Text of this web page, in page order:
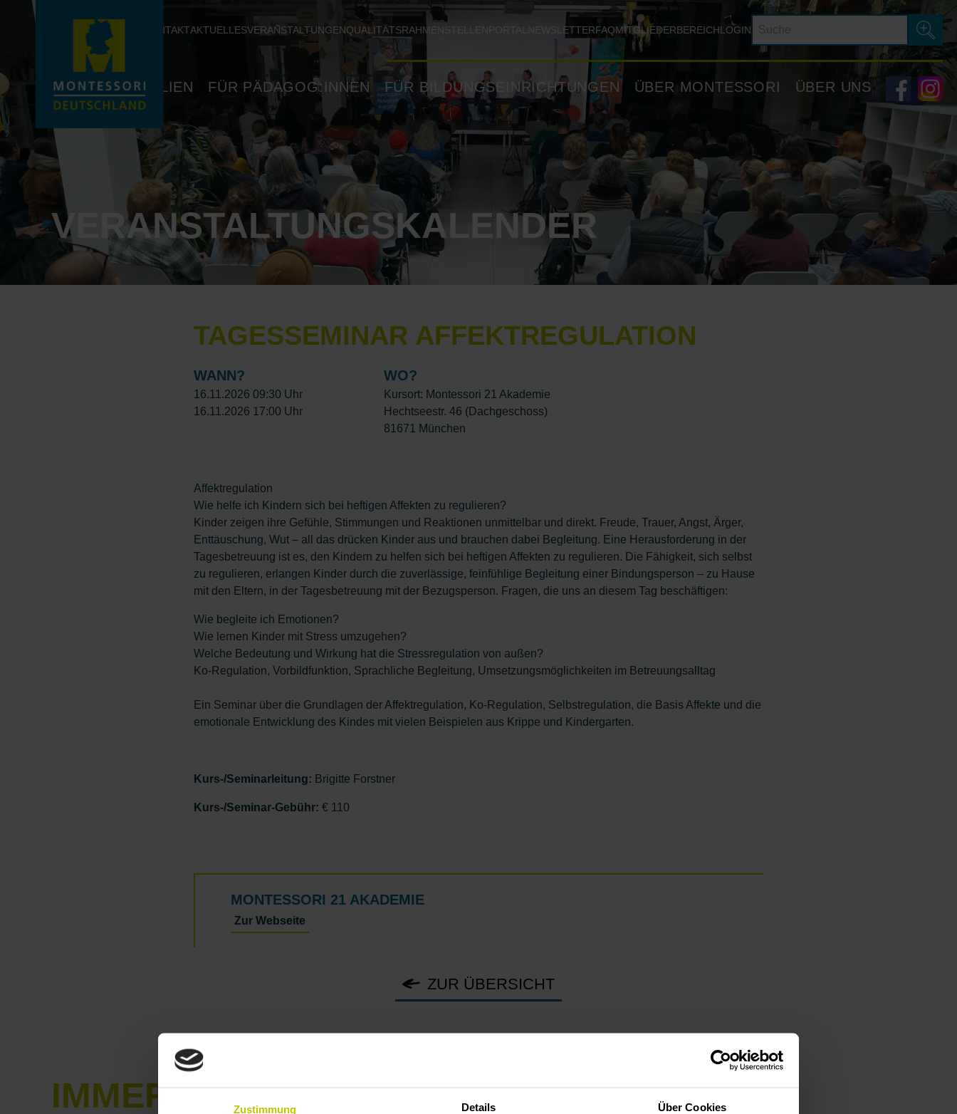
Zustimmung Details Über Cookies
KONTAKTAKTUELLESVERANSTALTUNGENQUALITÄTSRAHMEN STELLENPORTAL NEWSLETTERFAQMITGLIEDERBEREICHLOGIN
FÜR FAMILIEN FÜR PÄDAGOG:INNEN FÜR BILDUNGSEINRICHTUNGEN ÜBER MONTESSORI ÜBER UNS
VERANSTALTUNGSKALENDER
TAGESSEMINAR AFFEKTREGULATION
WANN?
16.11.2026 09:30 Uhr
16.11.2026 17:00 Uhr
WO?
Kursort: Montessori 21 Akademie
Hechtseestr. 46 (Dachgeschoss)
81671 München
Affektregulation
Wie helfe ich Kindern sich bei heftigen Affekten zu regulieren?
Kinder zeigen ihre Gefühle, Stimmungen und Reaktionen unmittelbar und direkt. Freude, Trauer, Angst, Ärger,
Enttäuschung, Wut – all das drücken Kinder aus und brauchen dabei Begleitung. Eine Herausforderung in der
Tagesbetreuung ist es, den Kindern zu helfen sich bei heftigen Affekten zu regulieren. Die Fähigkeit, sich selbst
zu regulieren, erlangen Kinder durch die zuverlässige, feinfühlige Begleitung einer Bindungsperson – zu Hause
mit den Eltern, in der Tagesbetreuung mit der Bezugsperson. Fragen, die uns an diesem Tag beschäftigen:
Wie begleite ich Emotionen?
Wie lernen Kinder mit Stress umzugehen?
Welche Bedeutung und Wirkung hat die Stressregulation von außen?
Ko-Regulation, Vorbildfunktion, Sprachliche Begleitung, Umsetzungsmöglichkeiten im Betreuungsalltag
Ein Seminar über die Grundlagen der Affektregulation, Ko-Regulation, Selbstregulation, die Basis Affekte und die
emotionale Entwicklung des Kindes mit vielen Beispielen aus Krippe und Kindergarten.
Kurs-/Seminarleitung: Brigitte Forstner
Kurs-/Seminar-Gebühr: € 110
MONTESSORI 21 AKADEMIE
Zur Webseite
ZUR ÜBERSICHT
IMMER AUF DEM LAUFENDEN